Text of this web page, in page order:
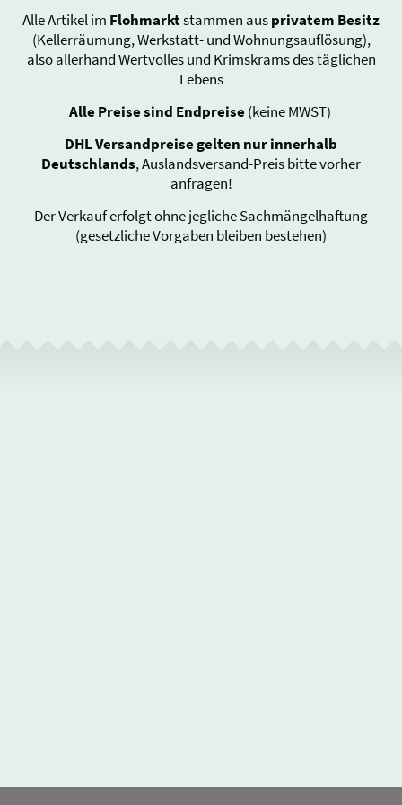
Alle Artikel im Flohmarktstammen ausprivatem Besitz
(Kellerräumung, Werkstatt- und Wohnungsauflösung),
also allerhand Wertvolles und Krimskrams des täglichen
Lebens
Alle Preise sind Endpreise(keine MWST)
DHL Versandpreise gelten nur innerhalb
Deutschlands, Auslandsversand-Preis bitte vorher
anfragen!
Der Verkauf erfolgt ohne jegliche Sachmängelhaftung
(gesetzliche Vorgaben bleiben bestehen)